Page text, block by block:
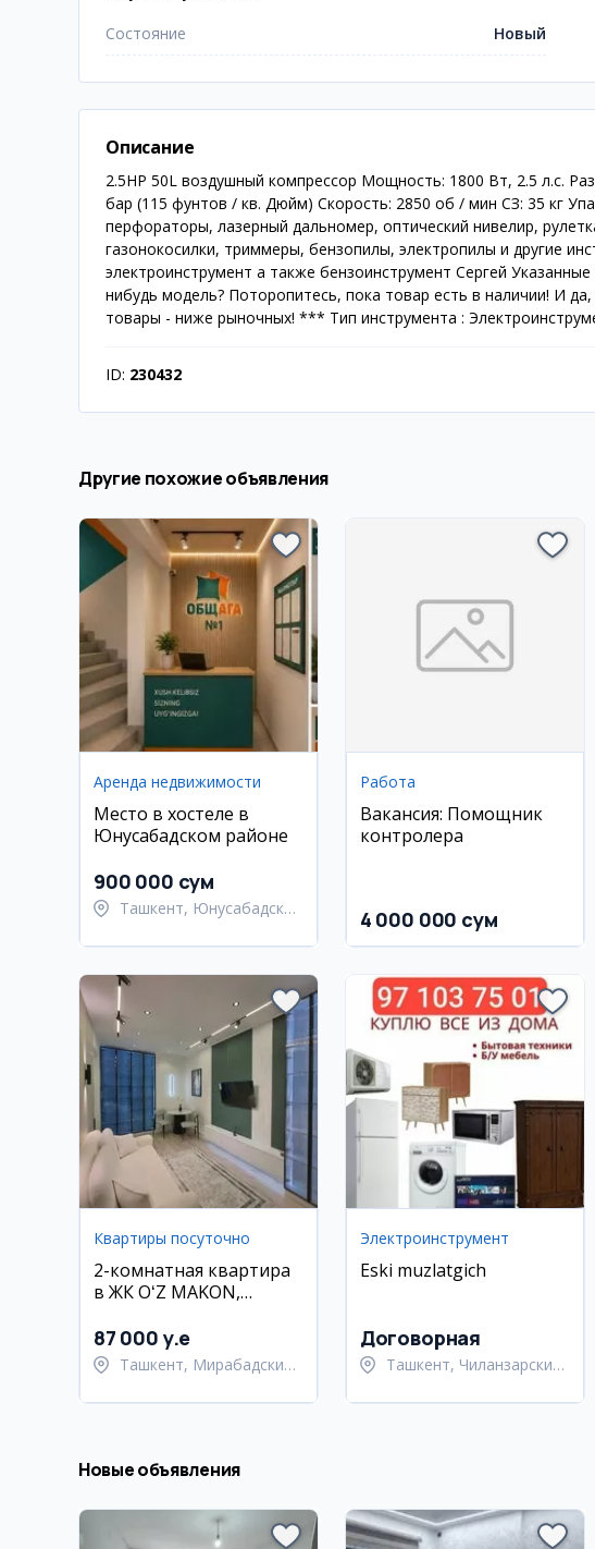
Состояние Новый
Описание
2.5HP 50L воздушный компрессор Мощность: 1800 Вт, 2.5 л.с.
бар (115 фунтов / кв. Дюйм) Скорость: 2850 об / мин СЗ: 35 кг
перфораторы, лазерный дальномер, оптический нивелир,
газонокосилки, триммеры, бензопилы, электропилы и другие
электроинструмент а также бензоинструмент Сергей
нибудь модель? Поторопитесь, пока товар есть в наличии! И
товары - ниже рыночных! *** Тип инструмента :
ID: 230432
Другие похожие объявления
Аренда недвижимости
Место в хостеле в
Юнусабадском районе
900 000 сум
Ташкент, Юнусабадский
Работа
Вакансия: Помощник
контролера
4 000 000 сум
Квартиры посуточно
2-комнатная квартира
в ЖК OʻZ MAKON,
кв.м, евро ремонт
87 000 y.e
Ташкент, Мирабадский
Электроинструмент
Eski muzlatgich
Договорная
Ташкент, Чиланзарский
Новые объявления